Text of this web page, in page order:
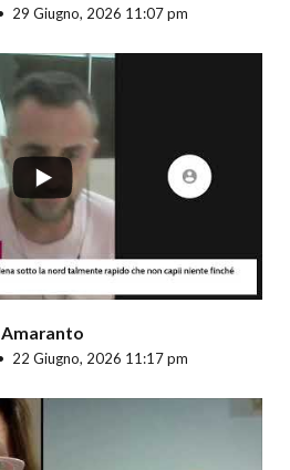
29 Giugno, 2026 11:07 pm
Amaranto
22 Giugno, 2026 11:17 pm